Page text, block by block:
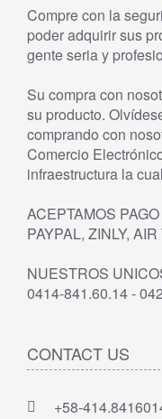
Compre con la
poder adquirir sus
gente seria y
Su compra con
su producto.
comprando con
Comercio
infraestructura la
ACEPTAMOS
PAYPAL, ZINLY,
NUESTROS
0414-841.60.14 -
CONTACT US
+58-